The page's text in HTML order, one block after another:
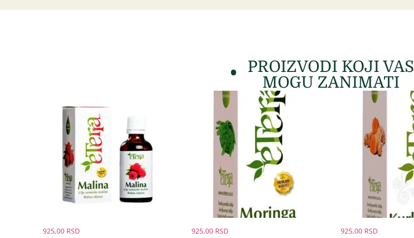
PROIZVODI KOJI VAS
MOGU ZANIMATI
925,00 RSD 925,00 RSD 925,00 RSD